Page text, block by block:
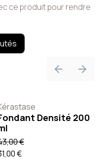
ce produit pour rendre
PreviousNext
Densité 200
€
€